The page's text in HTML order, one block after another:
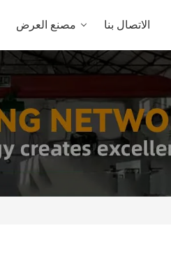
مصنع العرض الاتصال بنا